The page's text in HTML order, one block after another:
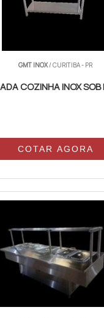
GMT INOX/ CURITIBA - PR
COZINHA INOX SOB
COTAR AGORA